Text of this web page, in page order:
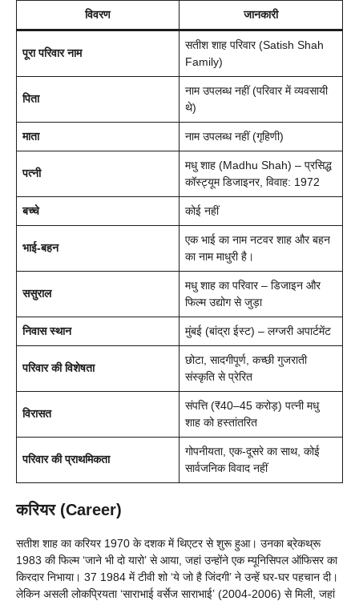
विवरण जानकारी
पूरा परिवार नाम
सतीश शाह परिवार (Satish Shah
Family)
पिता
नाम उपलब्ध नहीं (परिवार में व्यवसायी
थे)
माता नाम उपलब्ध नहीं (गृहिणी)
पत्नी
मधु शाह (Madhu Shah) – प्रसिद्ध
कॉस्ट्यूम डिजाइनर, विवाह: 1972
बच्चे कोई नहीं
भाई-बहन
एक भाई का नाम नटवर शाह और बहन
का नाम माधुरी है।
ससुराल
मधु शाह का परिवार – डिजाइन और
फिल्म उद्योग से जुड़ा
निवास स्थान मुंबई (बांद्रा ईस्ट) – लग्जरी अपार्टमेंट
परिवार की विशेषता
छोटा, सादगीपूर्ण, कच्छी गुजराती
संस्कृति से प्रेरित
विरासत
संपत्ति (₹40–45 करोड़) पत्नी मधु
शाह को हस्तांतरित
परिवार की प्राथमिकता
गोपनीयता, एक-दूसरे का साथ, कोई
सार्वजनिक विवाद नहीं
करियर (Career)
सतीश शाह का करियर 1970 के दशक में थिएटर से शुरू हुआ। उनका ब्रेकथ्रू
1983 की फिल्म ‘जाने भी दो यारो’ से आया, जहां उन्होंने एक म्यूनिसिपल ऑफिसर का
किरदार निभाया। 37 1984 में टीवी शो ‘ये जो है जिंदगी’ ने उन्हें घर-घर पहचान दी।
लेकिन असली लोकप्रियता ‘साराभाई वर्सेज साराभाई’ (2004-2006) से मिली, जहां